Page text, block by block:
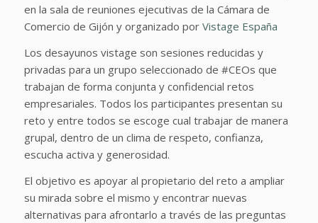
en la sala de reuniones ejecutivas de la Cámara de
Comercio de Gijón y organizado por Vistage España
Los desayunos vistage son sesiones reducidas y
privadas para un grupo seleccionado de #CEOs que
trabajan de forma conjunta y confidencial retos
empresariales. Todos los participantes presentan su
reto y entre todos se escoge cual trabajar de manera
grupal, dentro de un clima de respeto, confianza,
escucha activa y generosidad.
El objetivo es apoyar al propietario del reto a ampliar
su mirada sobre el mismo y encontrar nuevas
alternativas para afrontarlo a través de las preguntas